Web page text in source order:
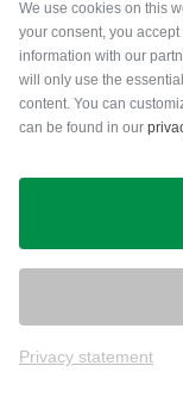
We use cookies on this
your consent, you
information with our
will only use the
content. You can
can be found in our
Privacy statement